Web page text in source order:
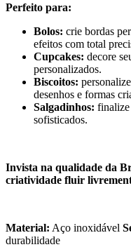
Perfeito para:
Bolos: crie bordas
efeitos com total
Cupcakes: decore
personalizados.
Biscoitos:
desenhos e formas
Salgadinhos: finalize
sofisticados.
Invista na qualidade da
criatividade fluir
Material: Aço inoxidável
durabilidade